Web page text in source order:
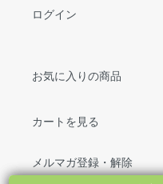
ログイン
お気に入りの商品
カートを見る
メルマガ登録・解除